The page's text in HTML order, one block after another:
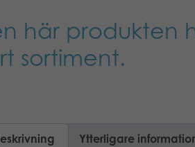
här produkten
sortiment.
Ytterligare